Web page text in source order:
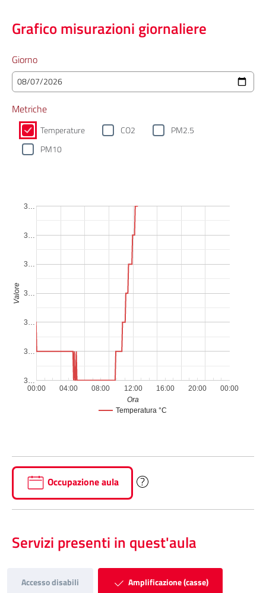
Grafico misurazioni giornaliere
Giorno
Metriche
Temperature CO2
PM2.5
PM10
Temperatura °C
00:00 04:00 08:00 12:00 16:00 20:00 00:00
3…
3…
3…
3…
3…
3…
3…
Ora
Valore
Occupazione aula
Servizi presenti in quest'aula
Accesso disabili Amplificazione (casse)